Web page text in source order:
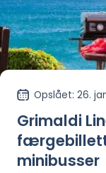
Opslået: 26.
Grimaldi
minibusser